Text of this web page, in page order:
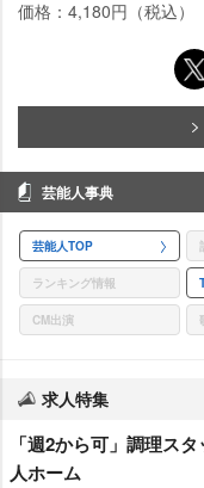
価格：4,180円（税込）
芸能人事典
芸能人TOP
ランキング情報
CM出演
求人特集
「週2から可」調理ス
人ホーム